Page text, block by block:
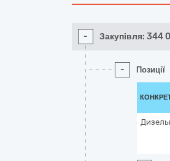
- Закупівля: 344
- Позиції